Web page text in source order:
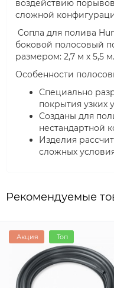
воздействию
сложной
Cопла для полива
боковой полосовый
размером: 2,7 м х 5,5
Особенности
Специально
покрытия узких
Созданы для
нестандартной
Изделия
сложных
Рекомендуемые
Акция Топ